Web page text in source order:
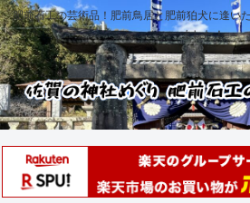
肥前石工の芸術品！肥前鳥居と肥前狛犬に逢い
ました！